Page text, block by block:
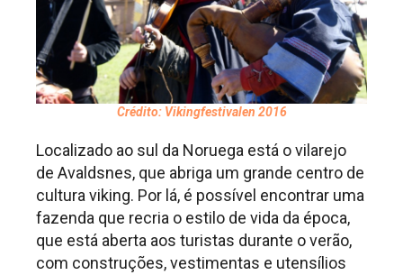
Crédito: Vikingfestivalen 2016
Localizado ao sul da Noruega está o vilarejo
de Avaldsnes, que abriga um grande centro de
cultura viking. Por lá, é possível encontrar uma
fazenda que recria o estilo de vida da época,
que está aberta aos turistas durante o verão,
com construções, vestimentas e utensílios